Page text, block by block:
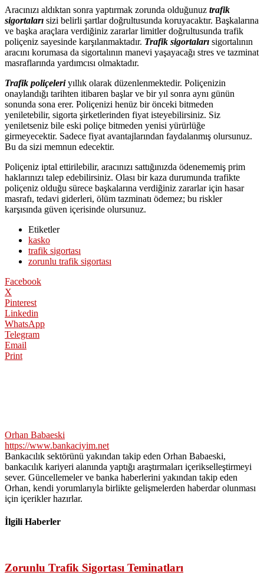
Aracınızı aldıktan sonra yaptırmak zorunda olduğunuz trafik
sigortaları sizi belirli şartlar doğrultusunda koruyacaktır. Başkalarına
ve başka araçlara verdiğiniz zararlar limitler doğrultusunda trafik
poliçeniz sayesinde karşılanmaktadır. Trafik sigortaları sigortalının
aracını korumasa da sigortalının manevi yaşayacağı stres ve tazminat
masraflarında yardımcısı olmaktadır.
Trafik poliçeleriyıllık olarak düzenlenmektedir. Poliçenizin
onaylandığı tarihten itibaren başlar ve bir yıl sonra aynı günün
sonunda sona erer. Poliçenizi henüz bir önceki bitmeden
yeniletebilir, sigorta şirketlerinden fiyat isteyebilirsiniz. Siz
yeniletseniz bile eski poliçe bitmeden yenisi yürürlüğe
girmeyecektir. Sadece fiyat avantajlarından faydalanmış olursunuz.
Bu da sizi memnun edecektir.
Poliçeniz iptal ettirilebilir, aracınızı sattığınızda ödenememiş prim
haklarınızı talep edebilirsiniz. Olası bir kaza durumunda trafikte
poliçeniz olduğu sürece başkalarına verdiğiniz zararlar için hasar
masrafı, tedavi giderleri, ölüm tazminatı ödemez; bu riskler
karşısında güven içerisinde olursunuz.
Etiketler
kasko
trafik sigortası
zorunlu trafik sigortası
Facebook
X
Pinterest
Linkedin
WhatsApp
Telegram
Email
Print
Orhan Babaeski
https://www.bankaciyim.net
Bankacılık sektörünü yakından takip eden Orhan Babaeski,
bankacılık kariyeri alanında yaptığı araştırmaları içerikselleştirmeyi
sever. Güncellemeler ve banka haberlerini yakından takip eden
Orhan, kendi yorumlarıyla birlikte gelişmelerden haberdar olunması
için içerikler hazırlar.
İlgili Haberler
Zorunlu Trafik Sigortası Teminatları